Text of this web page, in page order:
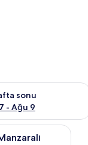
sonu
- Ağu 9
müsaitliği kontrol
1 Yatak Odası, Liman